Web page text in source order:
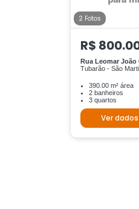
2 Fotos
R$
Rua Leomar João
Tubarão - São
390.00 m² área
2 banheiros
3 quartos
Ver